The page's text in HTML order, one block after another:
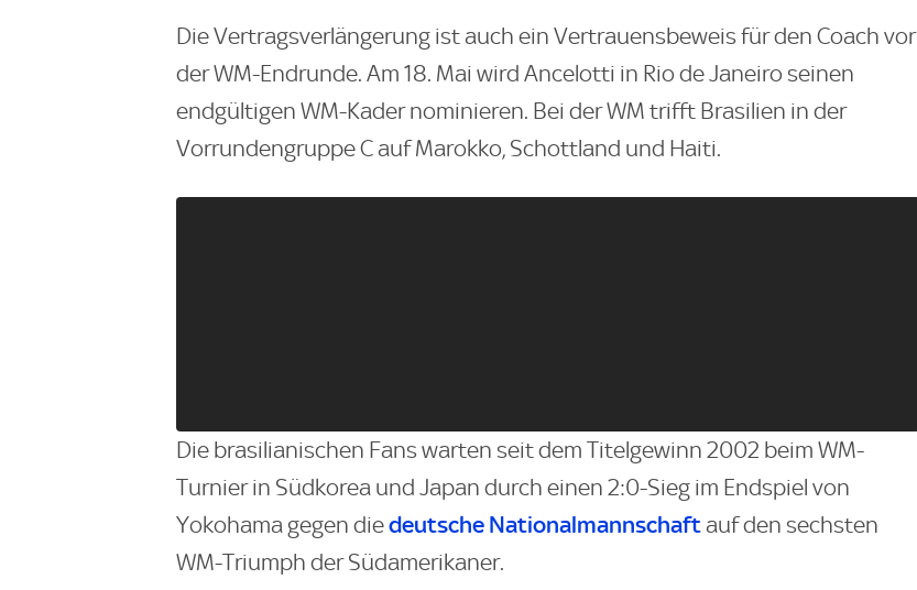
Die Vertragsverlängerung ist auch ein Vertrauensbeweis für den Coach vor
der WM-Endrunde. Am 18. Mai wird Ancelotti in Rio de Janeiro seinen
endgültigen WM-Kader nominieren. Bei der WM trifft Brasilien in der
Vorrundengruppe C auf Marokko, Schottland und Haiti.
Die brasilianischen Fans warten seit dem Titelgewinn 2002 beim WM-
Turnier in Südkorea und Japan durch einen 2:0-Sieg im Endspiel von
Yokohama gegen diedeutsche Nationalmannschaftauf den sechsten
WM-Triumph der Südamerikaner.